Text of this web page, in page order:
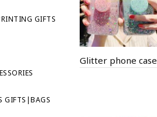
GIFTS
GIFTS|BAGS
Glitter phone case